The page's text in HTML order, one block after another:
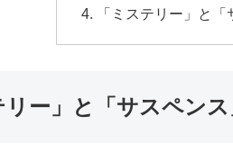
「ミステリー」と
リー」と「サスペン